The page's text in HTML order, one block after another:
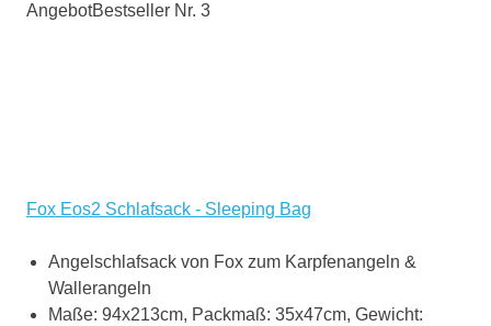
AngebotBestseller Nr. 3
Fox Eos2 Schlafsack - Sleeping Bag
Angelschlafsack von Fox zum Karpfenangeln &
Wallerangeln
Maße: 94x213cm, Packmaß: 35x47cm, Gewicht: